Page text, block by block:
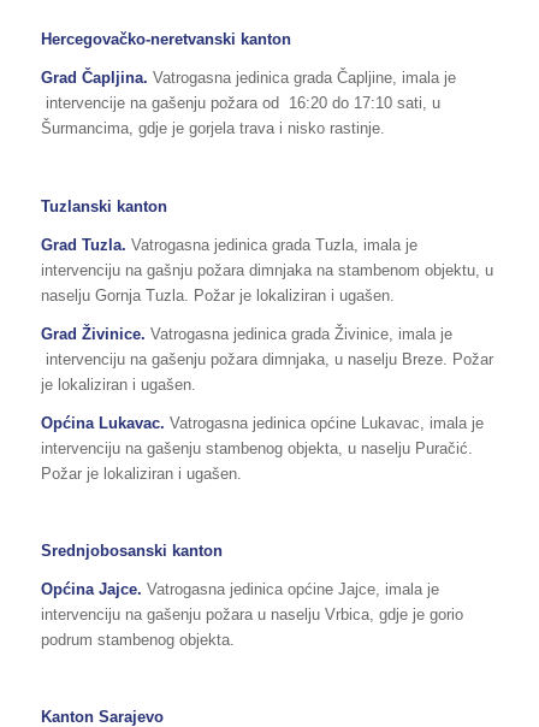
Hercegovačko-neretvanski kanton
Grad Čapljina. Vatrogasna jedinica grada Čapljine, imala je
intervencije na gašenju požara od 16:20 do 17:10 sati, u
Šurmancima, gdje je gorjela trava i nisko rastinje.
Tuzlanski kanton
Grad Tuzla. Vatrogasna jedinica grada Tuzla, imala je
intervenciju na gašnju požara dimnjaka na stambenom objektu, u
naselju Gornja Tuzla. Požar je lokaliziran i ugašen.
Grad Živinice. Vatrogasna jedinica grada Živinice, imala je
intervenciju na gašenju požara dimnjaka, u naselju Breze. Požar
je lokaliziran i ugašen.
Općina Lukavac. Vatrogasna jedinica općine Lukavac, imala je
intervenciju na gašenju stambenog objekta, u naselju Puračić.
Požar je lokaliziran i ugašen.
Srednjobosanski kanton
Općina Jajce. Vatrogasna jedinica općine Jajce, imala je
intervenciju na gašenju požara u naselju Vrbica, gdje je gorio
podrum stambenog objekta.
Kanton Sarajevo